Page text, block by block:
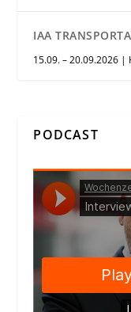
IAA
15.09. – 20.09.2026 |
PODCAST